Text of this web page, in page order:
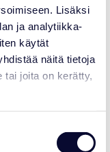
Lisäksi
ja analytiikka-
käytät
näitä tietoja
tai joita on kerätty,
15.9.